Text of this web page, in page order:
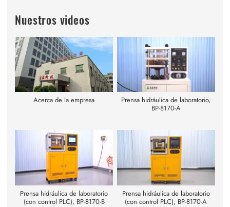
Nuestros videos
Acerca de la empresa
Prensa hidráulica de laboratorio,
BP-8170-A
Prensa hidráulica de laboratorio
(con control PLC), BP-8170-B
Prensa hidráulica de laboratorio
(con control PLC), BP-8170-A